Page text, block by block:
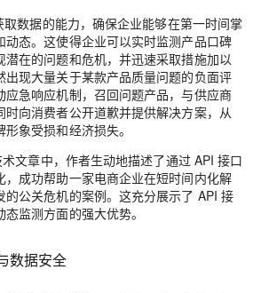
数据的能力，确保企业能够在第一时间掌
动态。这使得企业可以实时监测产品口碑
潜在的问题和危机，并迅速采取措施加以
出现大量关于某款产品质量问题的负面评
应急响应机制，召回问题产品，与供应商
时向消费者公开道歉并提供解决方案，从
象受损和经济损失。
文章中，作者生动地描述了通过 API 接口
，成功帮助一家电商企业在短时间内化解
的公关危机的案例。这充分展示了 API 接
监测方面的强大优势。
数据安全